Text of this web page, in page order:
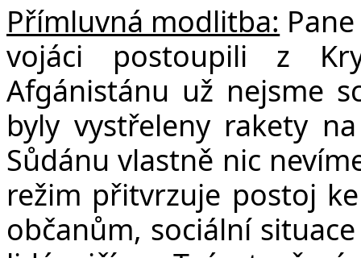
Přímluvná modlitba:
vojáci postoupili z
Afgánistánu už nejsme
byly vystřeleny rakety
Sůdánu vlastně nic
režim přitvrzuje postoj
občanům, sociální